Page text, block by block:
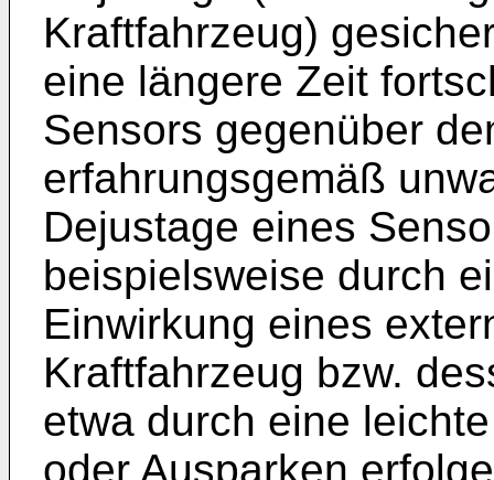
Kraftfahrzeug)
eine längere Zeit
Sensors gegenüber
erfahrungsgemäß
Dejustage eines
beispielsweise durch
Einwirkung eines
Kraftfahrzeug bzw.
etwa durch eine
oder Ausparken